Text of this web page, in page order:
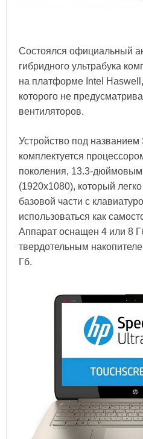
Состоялся официальный
гибридного ультрабука
на платформе Intel
которого не
вентиляторов.
Устройство под названием
комплектуется
поколения, 13.3-
(1920х1080), который
базовой части с
использоваться как
Аппарат оснащен 4 или 8
твердотельным
Гб.